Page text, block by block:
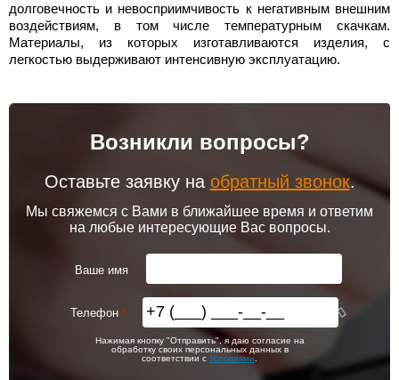
долговечность и невосприимчивость к негативным внешним
воздействиям, в том числе температурным скачкам.
Материалы, из которых изготавливаются изделия, с
легкостью выдерживают интенсивную эксплуатацию.
Возникли вопросы?
Оставьте заявку на обратный звонок.
Мы свяжемся с Вами в ближайшее время и ответим
на любые интересующие Вас вопросы.
Ваше имя
Телефон
Нажимая кнопку "Отправить", я даю согласие на
обработку своих персональных данных в
соответствии с Условиями